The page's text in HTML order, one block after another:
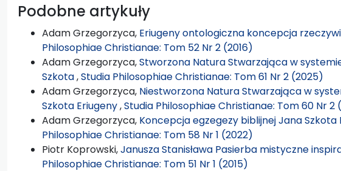
Podobne artykuły
Adam Grzegorzyca, Eriugeny ontologiczna koncepcja
Philosophiae Christianae: Tom 52 Nr 2 (2016)
Adam Grzegorzyca,Stworzona Natura Stwarzająca w
Szkota,Studia Philosophiae Christianae: Tom 61 Nr 2 (2025)
Adam Grzegorzyca, Niestworzona Natura Stwarzająca w
Szkota Eriugeny,Studia Philosophiae Christianae: Tom 60 Nr 2
Adam Grzegorzyca, Koncepcja egzegezy biblijnej Jana Szkota
Philosophiae Christianae: Tom 58 Nr 1 (2022)
Piotr Koprowski,Janusza Stanisława Pasierba mistyczne
Philosophiae Christianae: Tom 51 Nr 1 (2015)